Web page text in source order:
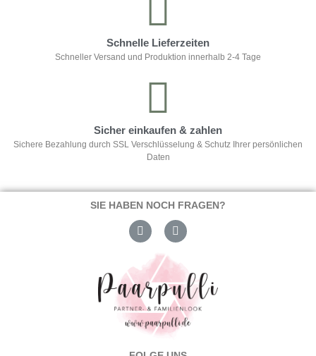
Schnelle Lieferzeiten
Schneller Versand und Produktion innerhalb 2-4 Tage
Sicher einkaufen & zahlen
Sichere Bezahlung durch SSL Verschlüsselung & Schutz Ihrer persönlichen
Daten
SIE HABEN NOCH FRAGEN?